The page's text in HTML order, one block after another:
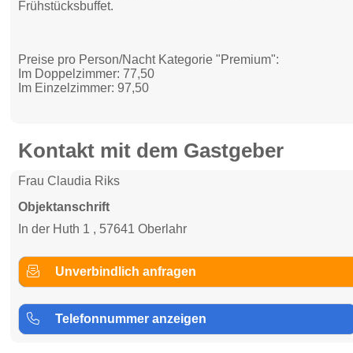
Frühstücksbuffet.
Preise pro Person/Nacht Kategorie "Premium":
Im Doppelzimmer: 77,50
Im Einzelzimmer: 97,50
Kontakt mit dem Gastgeber
Frau Claudia Riks
Objektanschrift
In der Huth 1 , 57641 Oberlahr
Unverbindlich anfragen
Telefonnummer anzeigen